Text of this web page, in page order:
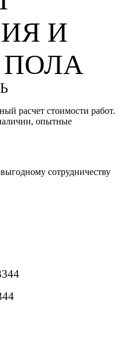
И
ПОЛА
расчет стоимости работ.
опытные